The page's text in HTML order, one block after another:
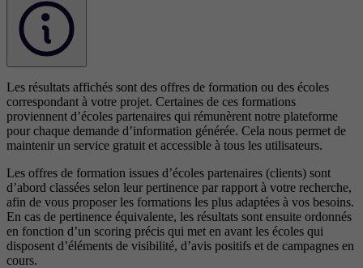
Les résultats affichés sont des offres de formation ou des écoles
correspondant à votre projet. Certaines de ces formations
proviennent d’écoles partenaires qui rémunèrent notre plateforme
pour chaque demande d’information générée. Cela nous permet de
maintenir un service gratuit et accessible à tous les utilisateurs.
Les offres de formation issues d’écoles partenaires (clients) sont
d’abord classées selon leur pertinence par rapport à votre recherche,
afin de vous proposer les formations les plus adaptées à vos besoins.
En cas de pertinence équivalente, les résultats sont ensuite ordonnés
en fonction d’un scoring précis qui met en avant les écoles qui
disposent d’éléments de visibilité, d’avis positifs et de campagnes en
cours.